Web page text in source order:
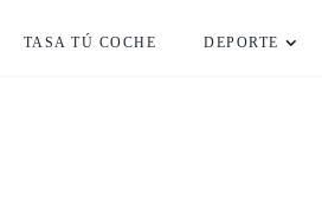
TASA TÚ COCHE DEPORTE